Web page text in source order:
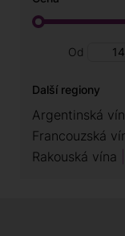
Od
Další regiony
Argentinská
Francouzská
Rakouská vína